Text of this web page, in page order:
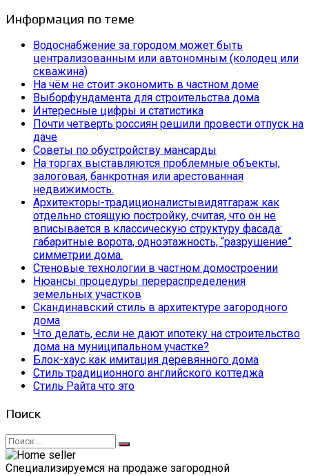
Информация по теме
Водоснабжение за городом может быть
централизованным или автономным (колодец или
скважина)
На чём не стоит экономить в частном доме
Выборфундамента для строительства дома
Интересные цифры и статистика
Почти четверть россиян решили провести отпуск на
даче
Советы по обустройству мансарды
На торгах выставляются проблемные объекты,
залоговая, банкротная или арестованная
недвижимость.
Архитекторы-традиционалистывидятгараж как
отдельно стоящую постройку, считая, что он не
вписывается в классическую структуру фасада:
габаритные ворота, одноэтажность, “разрушение”
симметрии дома.
Стеновые технологии в частном домостроении
Нюансы процедуры перераспределения
земельных участков
Скандинавский стиль в архитектуре загородного
дома
Что делать, если не дают ипотеку на строительство
дома на муниципальном участке?
Блок-хаус как имитация деревянного дома
Стиль традиционного английского коттеджа
Стиль Райта что это
Поиск
Искать:
Специализируемся на продаже загородной